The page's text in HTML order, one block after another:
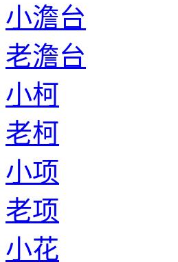
小澹台
老澹台
小柯
老柯
小项
老项
小花